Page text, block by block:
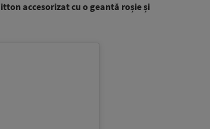
accesorizat cu o geantă roșie și